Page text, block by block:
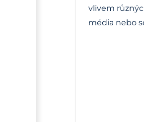
vlivem
média nebo